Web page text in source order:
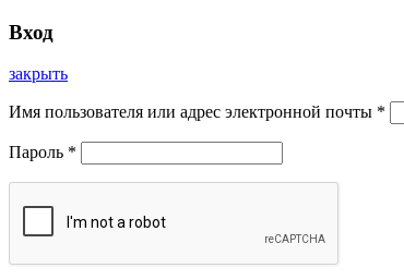
Вход
закрыть
Имя пользователя или адрес электронной почты *
Пароль *